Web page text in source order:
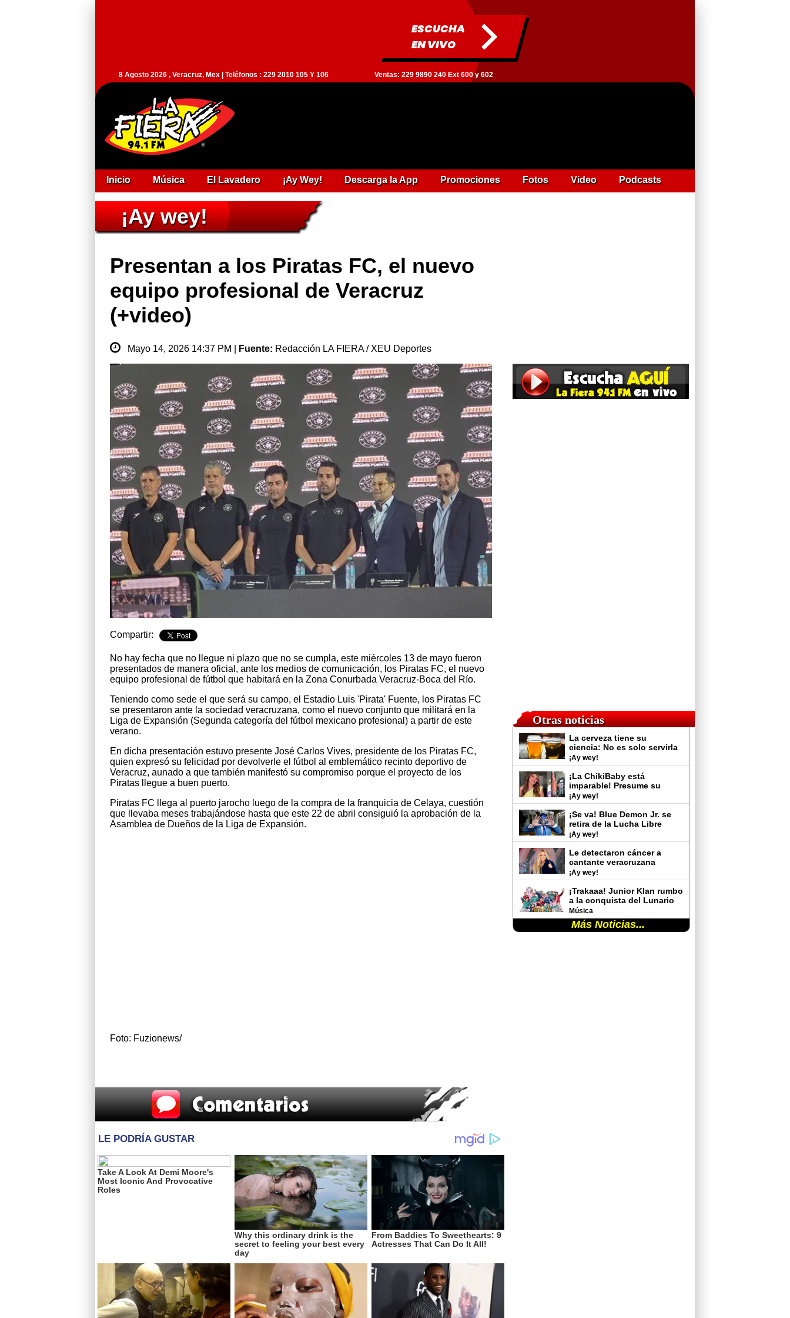
ESCUCHA
EN VIVO
8 Agosto 2026 , Veracruz, Mex | Teléfonos : 229 2010 105 Y 106 Ventas: 229 9890 240 Ext 600 y 602
Inicio Música El Lavadero ¡Ay Wey! Descarga la App Promociones Fotos Video Podcasts
Otras noticias
La cerveza tiene su
ciencia: No es solo servirla
y tomarla
¡Ay wey!
¡La ChikiBaby está
imparable! Presume su
rutina de gimnasio y
sorprende con sus cambios
físicos
¡Ay wey!
¡Se va! Blue Demon Jr. se
retira de la Lucha Libre
¡Ay wey!
Le detectaron cáncer a
cantante veracruzana
¡Ay wey!
¡Trakaaa! Junior Klan rumbo
a la conquista del Lunario
del Auditorio Nacional
Música
Más Noticias...
¡Ay wey!
Presentan a los Piratas FC, el nuevo
equipo profesional de Veracruz
(+video)
Mayo 14, 2026 14:37 PM | Fuente: Redacción LA FIERA / XEU Deportes
Compartir:
No hay fecha que no llegue ni plazo que no se cumpla, este miércoles 13 de mayo fueron
presentados de manera oficial, ante los medios de comunicación, los Piratas FC, el nuevo
equipo profesional de fútbol que habitará en la Zona Conurbada Veracruz-Boca del Río.
Teniendo como sede el que será su campo, el Estadio Luis 'Pirata' Fuente, los Piratas FC
se presentaron ante la sociedad veracruzana, como el nuevo conjunto que militará en la
Liga de Expansión (Segunda categoría del fútbol mexicano profesional) a partir de este
verano.
En dicha presentación estuvo presente José Carlos Vives, presidente de los Piratas FC,
quien expresó su felicidad por devolverle el fútbol al emblemático recinto deportivo de
Veracruz, aunado a que también manifestó su compromiso porque el proyecto de los
Piratas llegue a buen puerto.
Piratas FC llega al puerto jarocho luego de la compra de la franquicia de Celaya, cuestión
que llevaba meses trabajándose hasta que este 22 de abril consiguió la aprobación de la
Asamblea de Dueños de la Liga de Expansión.
Foto: Fuzionews/